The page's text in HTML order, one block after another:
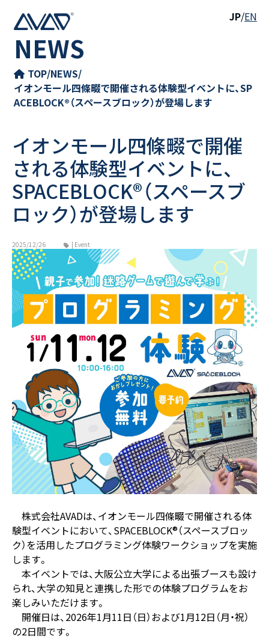
NEWS
TOP/NEWS/
イオンモール四條畷で開催される体験型イベントに、SP
ACEBLOCK®（スペースブロック）が登場します
イオンモール四條畷で開催
される体験型イベントに、
SPACEBLOCK®（スペースブ
ロック）が登場します
2025/12/26 | Event
株式会社AVADは、イオンモール四條畷で開催される体
験型イベントにおいて、SPACEBLOCK®（スペースブロッ
ク）を活用したプログラミング体験ワークショップを実施
します。
本イベントでは、大阪公立大学による出張ブースも設け
られ、大学の知見と連携した形での体験プログラムをお
楽しみいただけます。
開催日は、2026年1月11日（日）および1月12日（月・祝）
の2日間です。
JP/EN